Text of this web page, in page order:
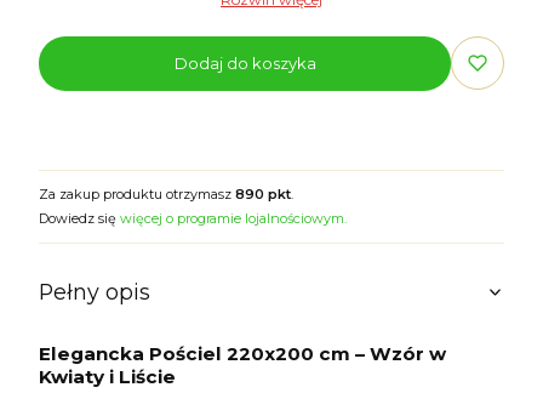
Dodaj do koszyka
Za zakup produktu otrzymasz 890 pkt.
Dowiedz się więcej o programie lojalnościowym.
Pełny opis
Elegancka Pościel 220x200 cm – Wzór w
Kwiaty i Liście